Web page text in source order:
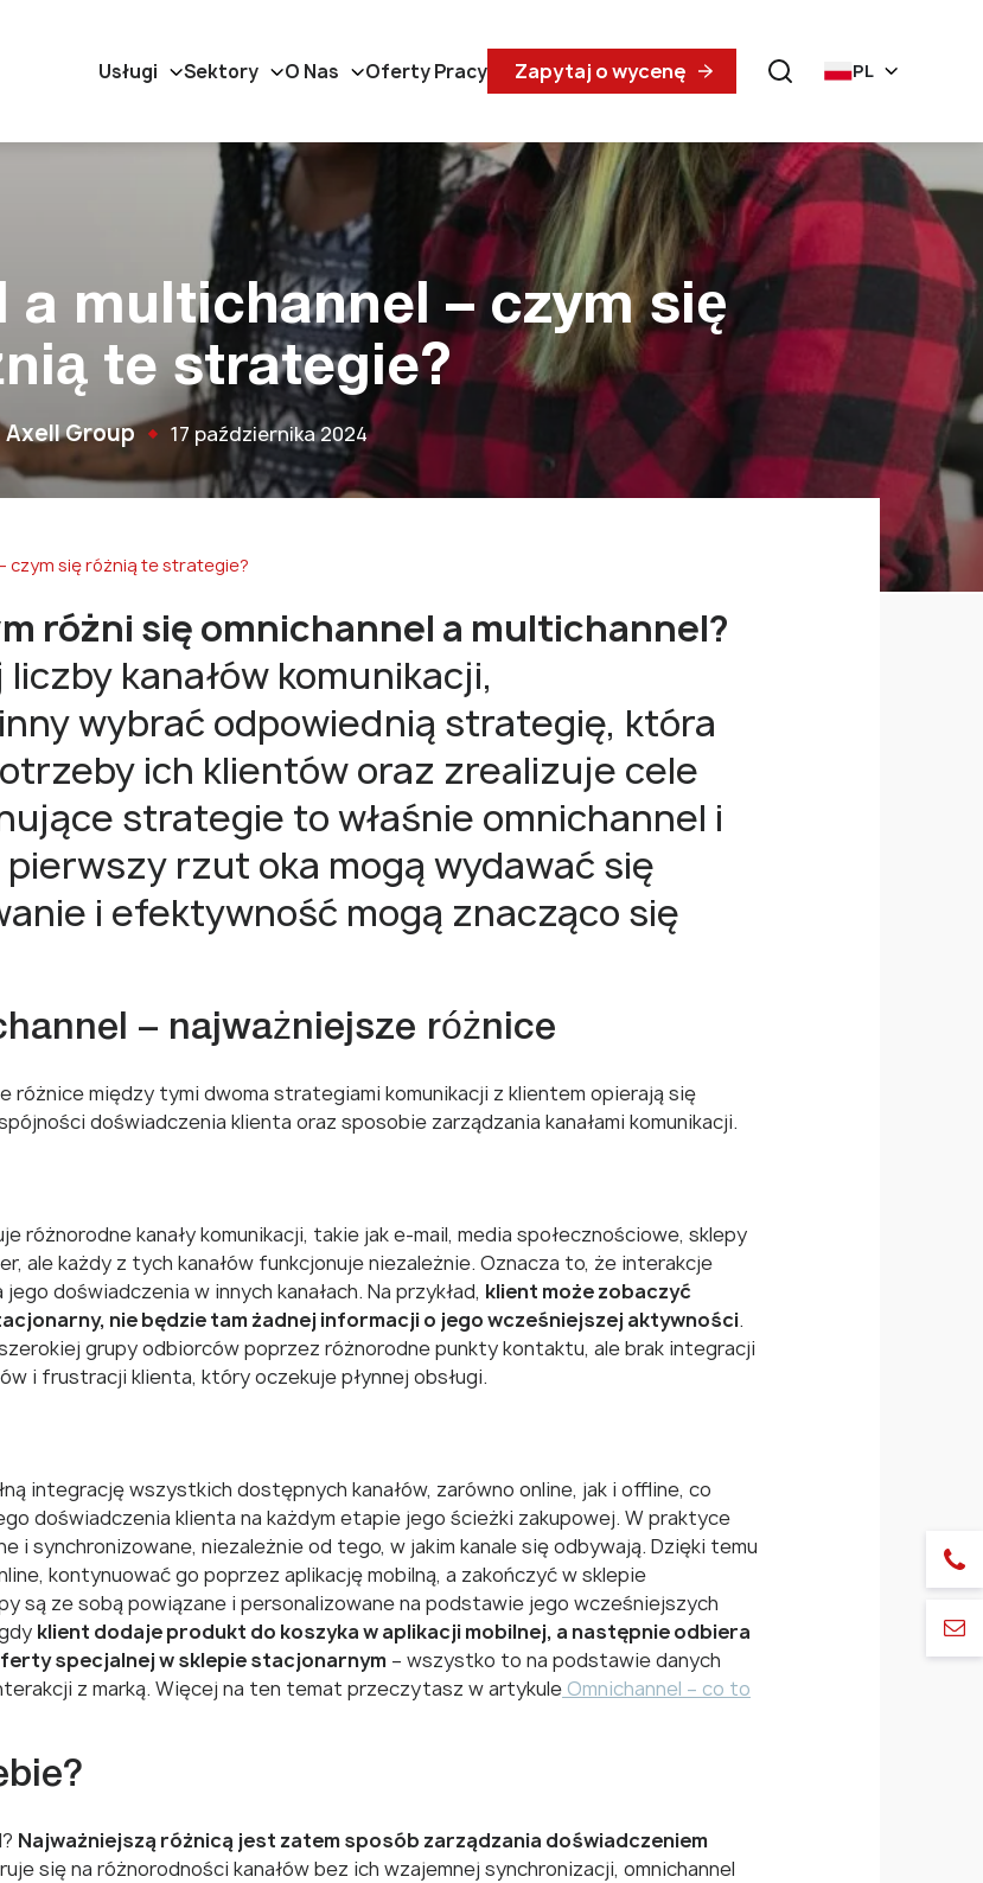
Usługi Sektory O Nas Oferty Pracy Zapytaj o wycenę PL
a multichannel – czym się
te strategie?
Axell Group 17 października 2024
czym się różnią te strategie?
różni się omnichannel a multichannel?
kanałów komunikacji,
wybrać odpowiednią strategię, która
ich klientów oraz zrealizuje cele
strategie to właśnie omnichannel i
rzut oka mogą wydawać się
i efektywność mogą znacząco się
– najważniejsze różnice
różnice między tymi dwoma strategiami komunikacji z klientem opierają się
doświadczenia klienta oraz sposobie zarządzania kanałami komunikacji.
różnorodne kanały komunikacji, takie jak e-mail, media społecznościowe, sklepy
ale każdy z tych kanałów funkcjonuje niezależnie. Oznacza to, że interakcje
doświadczenia w innych kanałach. Na przykład, klient może zobaczyć
nie będzie tam żadnej informacji o jego wcześniejszej aktywności.
grupy odbiorców poprzez różnorodne punkty kontaktu, ale brak integracji
i frustracji klienta, który oczekuje płynnej obsługi.
integrację wszystkich dostępnych kanałów, zarówno online, jak i offline, co
doświadczenia klienta na każdym etapie jego ścieżki zakupowej. W praktyce
i synchronizowane, niezależnie od tego, w jakim kanale się odbywają. Dzięki temu
kontynuować go poprzez aplikację mobilną, a zakończyć w sklepie
są ze sobą powiązane i personalizowane na podstawie jego wcześniejszych
klient dodaje produkt do koszyka w aplikacji mobilnej, a następnie odbiera
specjalnej w sklepie stacjonarnym – wszystko to na podstawie danych
z marką. Więcej na ten temat przeczytasz w artykule Omnichannel – co to
Najważniejszą różnicą jest zatem sposób zarządzania doświadczeniem
się na różnorodności kanałów bez ich wzajemnej synchronizacji, omnichannel